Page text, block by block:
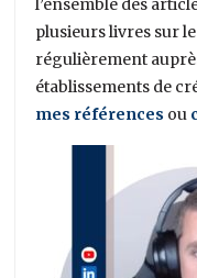
l’ensemble des
plusieurs livres sur
régulièrement
établissements de
mes références ou